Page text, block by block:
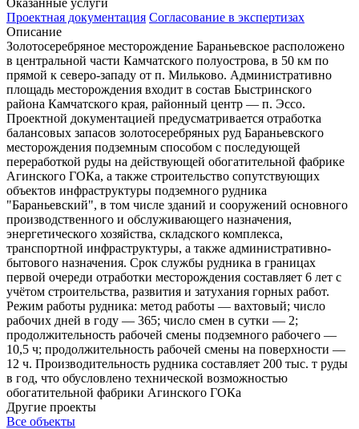
Оказанные услуги
Проектная документация Согласование в экспертизах
Описание
Золотосеребряное месторождение Бараньевское расположено
в центральной части Камчатского полуострова, в 50 км по
прямой к северо-западу от п. Мильково. Административно
площадь месторождения входит в состав Быстринского
района Камчатского края, районный центр — п. Эссо.
Проектной документацией предусматривается отработка
балансовых запасов золотосеребряных руд Бараньевского
месторождения подземным способом с последующей
переработкой руды на действующей обогатительной фабрике
Агинского ГОКа, а также строительство сопутствующих
объектов инфраструктуры подземного рудника
"Бараньевский", в том числе зданий и сооружений основного
производственного и обслуживающего назначения,
энергетического хозяйства, складского комплекса,
транспортной инфраструктуры, а также административно-
бытового назначения. Срок службы рудника в границах
первой очереди отработки месторождения составляет 6 лет с
учётом строительства, развития и затухания горных работ.
Режим работы рудника: метод работы — вахтовый; число
рабочих дней в году — 365; число смен в сутки — 2;
продолжительность рабочей смены подземного рабочего —
10,5 ч; продолжительность рабочей смены на поверхности —
12 ч. Производительность рудника составляет 200 тыс. т руды
в год, что обусловлено технической возможностью
обогатительной фабрики Агинского ГОКа
Другие проекты
Все объекты